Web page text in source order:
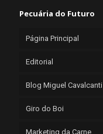
Pecuária do Futuro
Página Principal
Editorial
Blog Miguel Cavalcanti
Giro do Boi
Marketing da Carne